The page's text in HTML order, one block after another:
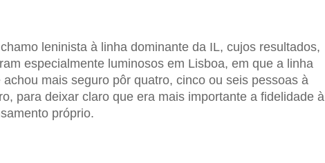
leninista à linha dominante da IL, cujos resultados,
especialmente luminosos em Lisboa, em que a linha
mais seguro pôr quatro, cinco ou seis pessoas à
para deixar claro que era mais importante a fidelidade à
próprio.